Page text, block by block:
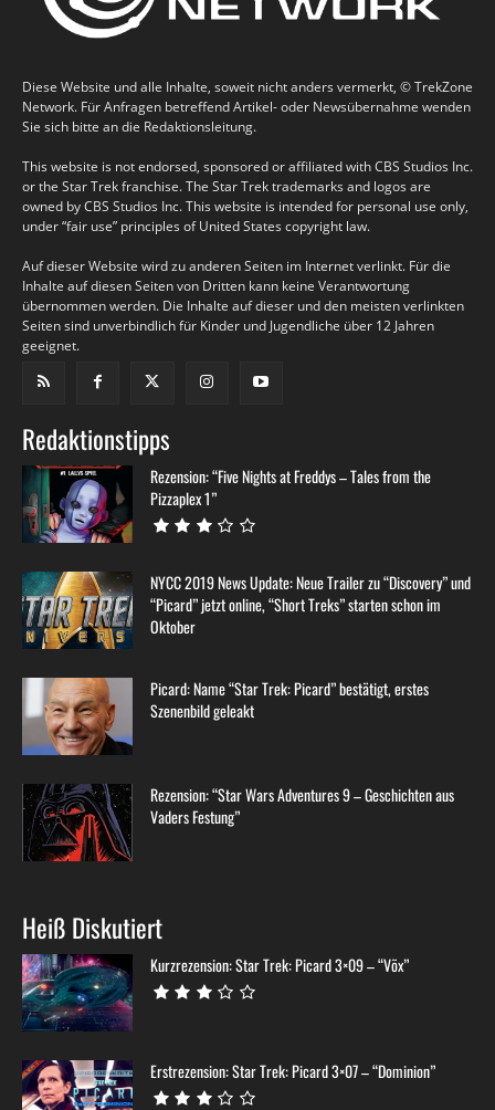
Diese Website und alle Inhalte, soweit nicht anders vermerkt, © TrekZone
Network. Für Anfragen betreffend Artikel- oder Newsübernahme wenden
Sie sich bitte an die Redaktionsleitung.
This website is not endorsed, sponsored or affiliated with CBS Studios Inc.
or the Star Trek franchise. The Star Trek trademarks and logos are
owned by CBS Studios Inc. This website is intended for personal use only,
under “fair use” principles of United States copyright law.
Auf dieser Website wird zu anderen Seiten im Internet verlinkt. Für die
Inhalte auf diesen Seiten von Dritten kann keine Verantwortung
übernommen werden. Die Inhalte auf dieser und den meisten verlinkten
Seiten sind unverbindlich für Kinder und Jugendliche über 12 Jahren
geeignet.
Redaktionstipps
Rezension: “Five Nights at Freddys – Tales from the
Pizzaplex 1”
NYCC 2019 News Update: Neue Trailer zu “Discovery” und
“Picard” jetzt online, “Short Treks” starten schon im
Oktober
Picard: Name “Star Trek: Picard” bestätigt, erstes
Szenenbild geleakt
Rezension: “Star Wars Adventures 9 – Geschichten aus
Vaders Festung”
Heiß Diskutiert
Kurzrezension: Star Trek: Picard 3×09 – “Võx”
Erstrezension: Star Trek: Picard 3×07 – “Dominion”